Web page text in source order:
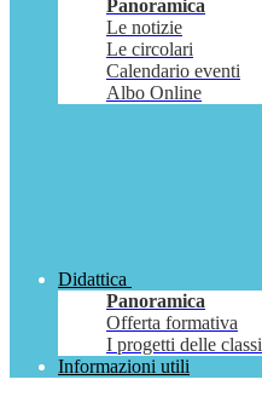
Panoramica
Le notizie
Le circolari
Calendario eventi
Albo Online
Didattica
Panoramica
Offerta formativa
I progetti delle classi
Informazioni utili